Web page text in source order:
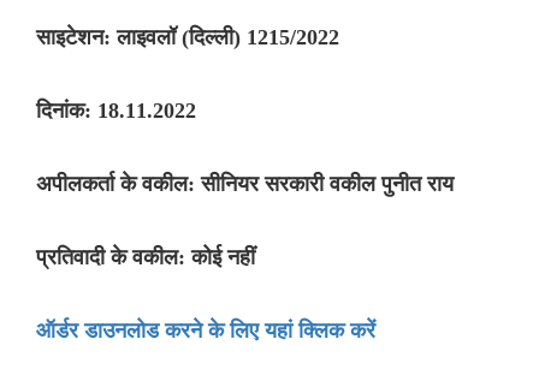
साइटेशन: लाइवलॉ (दिल्ली) 1215/2022
दिनांक: 18.11.2022
अपीलकर्ता के वकील: सीनियर सरकारी वकील पुनीत राय
प्रतिवादी के वकील: कोई नहीं
ऑर्डर डाउनलोड करने के लिए यहां क्लिक करें